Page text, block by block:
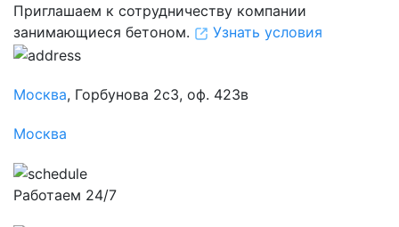
Приглашаем к сотрудничеству компании
занимающиеся бетоном.
Узнать условия
Москва, Горбунова 2с3, оф. 423в
Москва
Работаем 24/7